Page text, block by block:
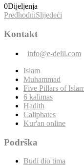
0Dijeljenja
PredhodniSlijedeći
Kontakt
info@e-delil.com
Islam
Muhammad
Five Pillars of
6 kalimas
Hadith
Caliphates
Kur'an online
Podrška
Budi dio tima